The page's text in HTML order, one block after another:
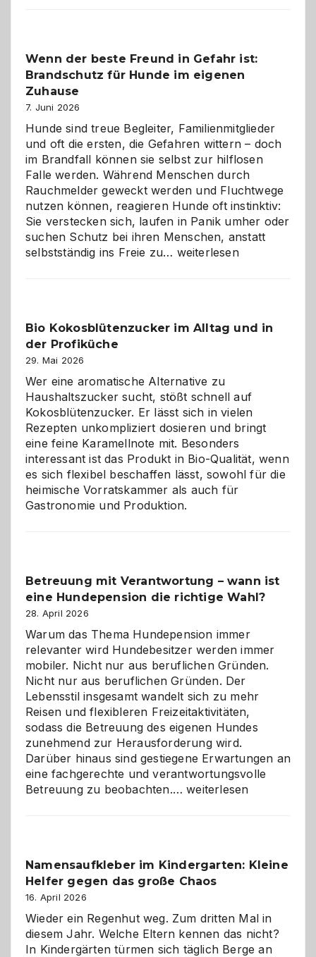
und
herzlich
Wenn der beste Freund in Gefahr ist:
Brandschutz für Hunde im eigenen
Zuhause
7. Juni 2026
Hunde sind treue Begleiter, Familienmitglieder
und oft die ersten, die Gefahren wittern – doch
im Brandfall können sie selbst zur hilflosen
Falle werden. Während Menschen durch
Rauchmelder geweckt werden und Fluchtwege
nutzen können, reagieren Hunde oft instinktiv:
Sie verstecken sich, laufen in Panik umher oder
suchen Schutz bei ihren Menschen, anstatt
selbstständig ins Freie zu… Wenn
Gefahr
für
Hunde
im
eigenen
Zuhause
weiterlesen
Bio Kokosblütenzucker im Alltag und in
der Profiküche
29. Mai 2026
Wer eine aromatische Alternative zu
Haushaltszucker sucht, stößt schnell auf
Kokosblütenzucker. Er lässt sich in vielen
Rezepten unkompliziert dosieren und bringt
eine feine Karamellnote mit. Besonders
interessant ist das Produkt in Bio-Qualität, wenn
es sich flexibel beschaffen lässt, sowohl für die
heimische Vorratskammer als auch für
Gastronomie und Produktion.
Betreuung mit Verantwortung – wann ist
eine Hundepension die richtige Wahl?
28. April 2026
Warum das Thema Hundepension immer
relevanter wird Hundebesitzer werden immer
mobiler. Nicht nur aus beruflichen Gründen.
Nicht nur aus beruflichen Gründen. Der
Lebensstil insgesamt wandelt sich zu mehr
Reisen und flexibleren Freizeitaktivitäten,
sodass die Betreuung des eigenen Hundes
zunehmend zur Herausforderung wird.
Darüber hinaus sind gestiegene Erwartungen an
eine fachgerechte und verantwortungsvolle
Betreuung zu beobachten.…Betreuung
ist
eine
die
richtige
Wahl?
weiterlesen
Namensaufkleber im Kindergarten: Kleine
Helfer gegen das große Chaos
16. April 2026
Wieder ein Regenhut weg. Zum dritten Mal in
diesem Jahr. Welche Eltern kennen das nicht?
In Kindergärten türmen sich täglich Berge an